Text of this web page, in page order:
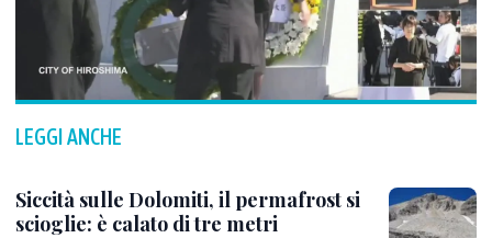
LEGGI ANCHE
Siccità sulle Dolomiti, il permafrost si
scioglie: è calato di tre metri